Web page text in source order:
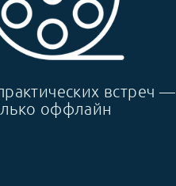
встреч —
оффлайн